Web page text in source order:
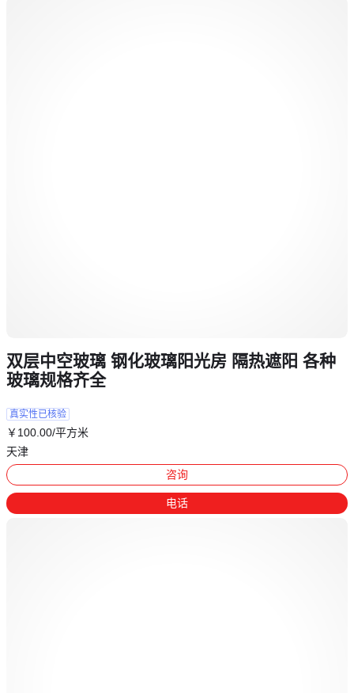
双层中空玻璃 钢化玻璃阳光房 隔热遮阳 各种
玻璃规格齐全
真实性已核验
￥ 100 .00/平方米
天津
咨询
电话